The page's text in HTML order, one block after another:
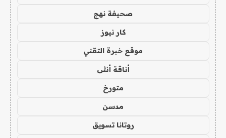
صحيفة نهج
كار نيوز
موقع خبرة التقني
أناقة أنثى
متورخ
مدسن
روتانا تسويق